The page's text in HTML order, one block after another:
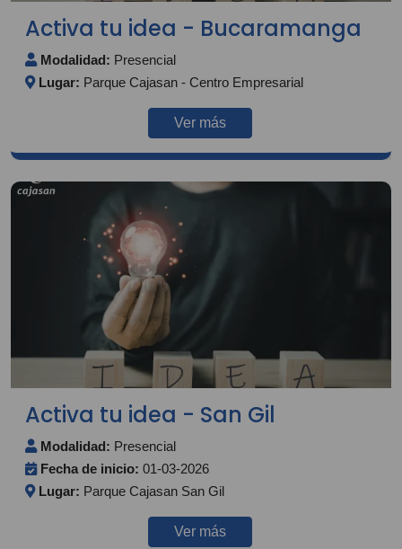
Activa tu idea - Bucaramanga
Modalidad: Presencial
Lugar: Parque Cajasan - Centro Empresarial
Ver más
Activa tu idea - San Gil
Modalidad: Presencial
Fecha de inicio: 01-03-2026
Lugar: Parque Cajasan San Gil
Ver más